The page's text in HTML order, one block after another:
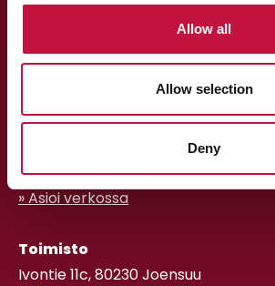
Allow all
Allow selection
Deny
Asiakaspalvelu
013 318 198 arkisin klo 9–15
asiakaspalvelu@puhas.fi
» Asioi verkossa
Toimisto
Ivontie 11c, 80230 Joensuu